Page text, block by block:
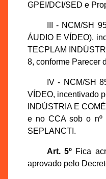
GPEI/DCI/SED e
III - NCM/SH
ÁUDIO E VÍDEO),
TECPLAM
8, conforme Parecer
IV - NCM/SH
VÍDEO, incentivado
INDÚSTRIA E
e no CCA sob o nº
SEPLANCTI.
Art. 5ºFica
aprovado pelo